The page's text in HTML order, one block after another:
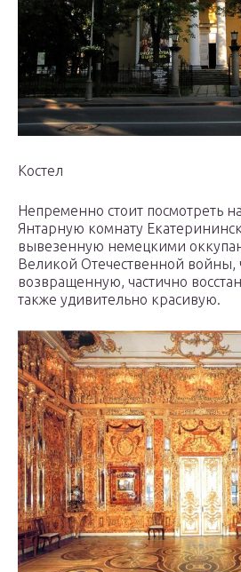
Костел
Непременно стоит посмотреть
Янтарную комнату
вывезенную немецкими
Великой Отечественной войны,
возвращенную, частично
также удивительно красивую.